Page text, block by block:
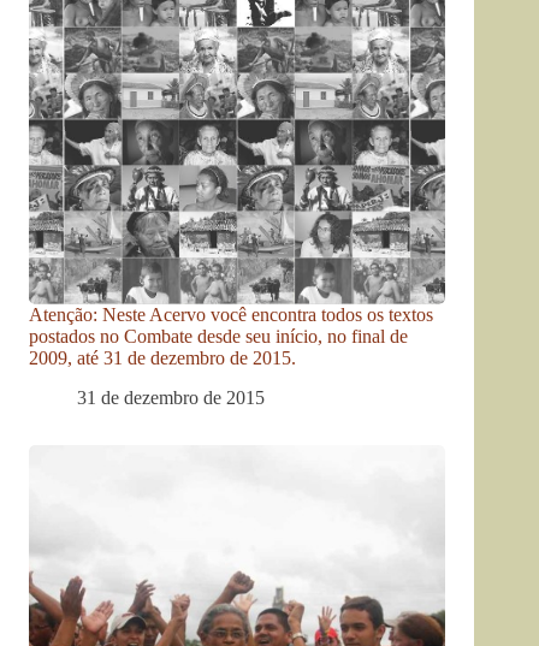
Atenção: Neste Acervo você encontra todos os textos
postados no Combate desde seu início, no final de
2009, até 31 de dezembro de 2015.
31 de dezembro de 2015